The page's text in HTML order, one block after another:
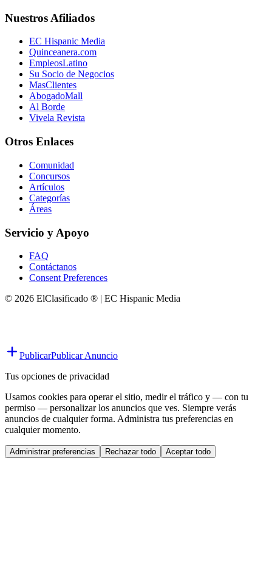
Nuestros Afiliados
EC Hispanic Media
Quinceanera.com
EmpleosLatino
Su Socio de Negocios
MasClientes
AbogadoMall
Al Borde
Vivela Revista
Otros Enlaces
Comunidad
Concursos
Artículos
Categorías
Áreas
Servicio y Apoyo
FAQ
Contáctanos
Consent Preferences
© 2026 ElClasificado ® | EC Hispanic Media
PublicarPublicar Anuncio
Tus opciones de privacidad
Usamos cookies para operar el sitio, medir el tráfico y — con tu
permiso — personalizar los anuncios que ves. Siempre verás
anuncios de cualquier forma. Administra tus preferencias en
cualquier momento.
Administrar preferencias Rechazar todo Aceptar todo